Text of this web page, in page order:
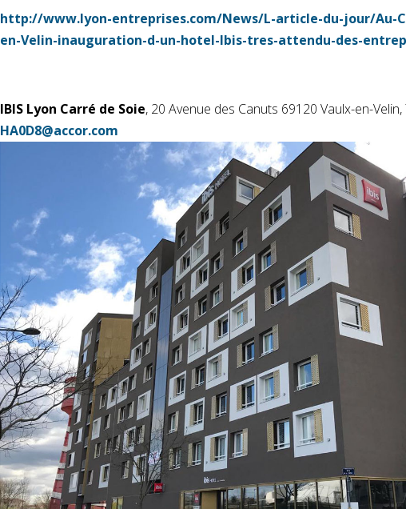
http://www.lyon-entreprises.com/News/L-article-du-jour/Au-
en-Velin-inauguration-d-un-hotel-Ibis-tres-attendu-des-
IBIS Lyon Carré de Soie, 20 Avenue des Canuts 69120 Vaulx-en-
HA0D8@accor.com